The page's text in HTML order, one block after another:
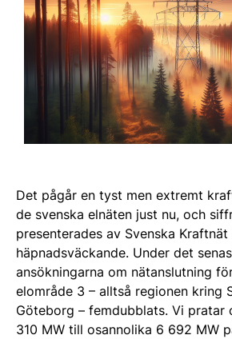
Det pågår en tyst men extremt
de svenska elnäten just nu, och
presenterades av Svenska
häpnadsväckande. Under det
ansökningarna om nätanslutning
elområde 3 – alltså regionen kring
Göteborg – femdubblats. Vi pratar
310 MW till osannolika 6 692 MW